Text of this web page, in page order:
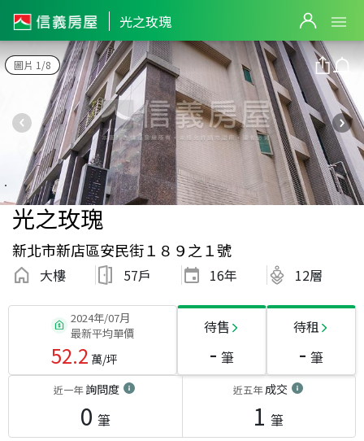
光之玫瑰
圖片 1/8
光之玫瑰
新北市新店區安民街１８９之１號
大樓 57戶 16年 12層
2024年/07月
最新平均單價
52.2 萬/坪
待售
- 筆
待租
- 筆
近一年詢問度
0 筆
近五年成交
1 筆